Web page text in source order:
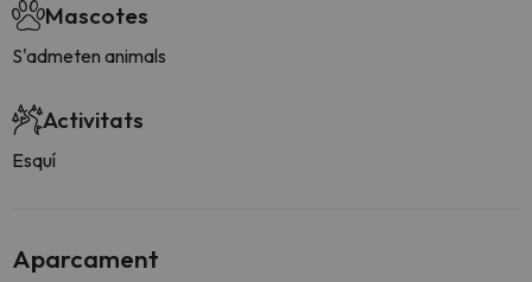
Mascotes
S'admeten animals
Activitats
Esquí
Aparcament